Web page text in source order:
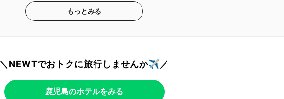
もっとみる
＼NEWTでおトクに旅行しませんか✈️／
鹿児島のホテルをみる